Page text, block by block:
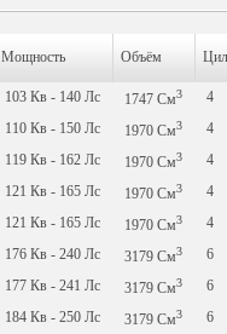
Мощность Объём
103 Кв - 140 Лс 1747 См3
4
110 Кв - 150 Лс 1970 См3
4
119 Кв - 162 Лс 1970 См3
4
121 Кв - 165 Лс 1970 См3
4
121 Кв - 165 Лс 1970 См3
4
176 Кв - 240 Лс 3179 См3
6
177 Кв - 241 Лс 3179 См3
6
184 Кв - 250 Лс 3179 См3
6